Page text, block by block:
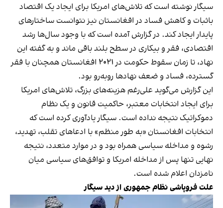
سیگار نوشته است که تلاش‌های امریکا برای ایجاد یک اقتصاد
باثبات و کاهش فساد در افغانستان نیز نتوانست ساختارهای
پایدار ایجاد کند. در گزارش آمده است که با وجود سال‌ها رشد
اقتصادی، فقر و بیکاری در سطح بلند باقی ماند و به گفته این
نهاد، تا زمان سقوط حکومت در ۲۰۲۱ افغانستان همچنان با فقر
گسترده، فساد و ضعف نهادها روبه‌رو بود.
این گزارش می‌گوید علی‌رغم هزینه‌های بزرگ، تلاش‌های امریکا
برای ایجاد انتخابات معتبر، حاکمیت قانون و یک نظام
دموکراتیک نتیجه نداده است. سیگار یادآوری کرده است که
انتخابات افغانستان «به طور منظم» با ادعاهای تقلب، تهدید،
رشوه و مداخله سیاسی همراه بود و در موارد متعدد، نتیجه
نهایی تنها پس از مداخله امریکا و توافق‌های سیاسی میان
نامزدان اعلام شده است.
علت فروپاشی نظام جمهوری از دید سیگار